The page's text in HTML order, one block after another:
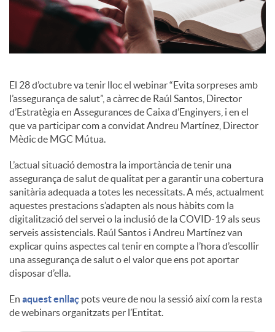
a
l
s
El 28 d’octubre va tenir lloc el webinar “Evita sorpreses amb
l’assegurança de salut”, a càrrec de Raúl Santos, Director
d’Estratègia en Assegurances de Caixa d’Enginyers, i en el
que va participar com a convidat Andreu Martínez, Director
Mèdic de MGC Mútua.
L’actual situació demostra la importància de tenir una
assegurança de salut de qualitat per a garantir una cobertura
sanitària adequada a totes les necessitats. A més, actualment
aquestes prestacions s’adapten als nous hàbits com la
digitalització del servei o la inclusió de la COVID-19 als seus
serveis assistencials. Raúl Santos i Andreu Martínez van
explicar quins aspectes cal tenir en compte a l’hora d’escollir
una assegurança de salut o el valor que ens pot aportar
disposar d’ella.
En aquest enllaç pots veure de nou la sessió així com la resta
de webinars organitzats per l’Entitat.